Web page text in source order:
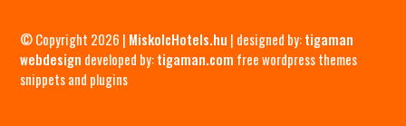
© Copyright 2026 | MiskolcHotels.hu | designed by:tigaman
webdesign developed by:tigaman.com free wordpress themes
snippets and plugins